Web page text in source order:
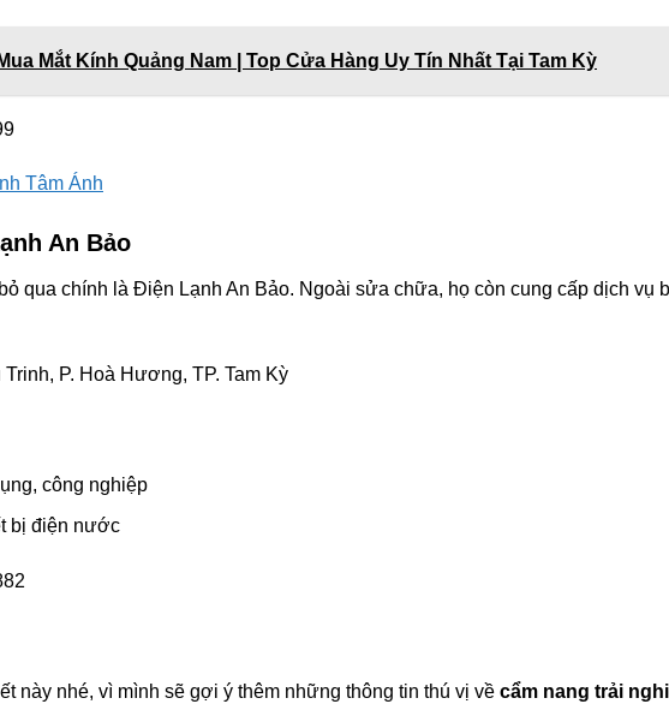
Mắt Kính Quảng Nam | Top Cửa Hàng Uy Tín Nhất Tại Tam Kỳ
Tâm Ánh
An Bảo
qua chính là Điện Lạnh An Bảo. Ngoài sửa chữa, họ còn cung cấp dịch vụ
P. Hoà Hương, TP. Tam Kỳ
công nghiệp
bị điện nước
này nhé, vì mình sẽ gợi ý thêm những thông tin thú vị về cẩm nang trải